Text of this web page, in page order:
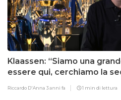
Klaassen: “Siamo una
essere qui, cerchiamo la
Riccardo D'Anna 3 anni fa 1 min di lettura